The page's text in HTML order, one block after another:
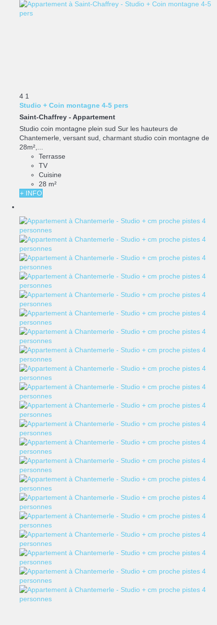
4 1
Studio + Coin montagne 4-5 pers
Saint-Chaffrey - Appartement
Studio coin montagne plein sud Sur les hauteurs de
Chantemerle, versant sud, charmant studio coin montagne de
28m²,...
Terrasse
TV
Cuisine
28 m²
+ INFO